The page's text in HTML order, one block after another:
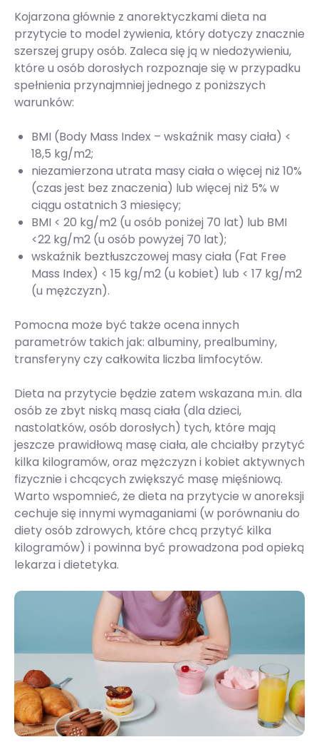
Kojarzona głównie z anorektyczkami dieta na
przytycie to model żywienia, który dotyczy znacznie
szerszej grupy osób. Zaleca się ją w niedożywieniu,
które u osób dorosłych rozpoznaje się w przypadku
spełnienia przynajmniej jednego z poniższych
warunków:
BMI (Body Mass Index – wskaźnik masy ciała) <
18,5 kg/m2;
niezamierzona utrata masy ciała o więcej niż 10%
(czas jest bez znaczenia) lub więcej niż 5% w
ciągu ostatnich 3 miesięcy;
BMI < 20 kg/m2 (u osób poniżej 70 lat) lub BMI
<22 kg/m2 (u osób powyżej 70 lat);
wskaźnik beztłuszczowej masy ciała (Fat Free
Mass Index) < 15 kg/m2 (u kobiet) lub < 17 kg/m2
(u mężczyzn).
Pomocna może być także ocena innych
parametrów takich jak: albuminy, prealbuminy,
transferyny czy całkowita liczba limfocytów.
Dieta na przytycie będzie zatem wskazana m.in. dla
osób ze zbyt niską masą ciała (dla dzieci,
nastolatków, osób dorosłych) tych, które mają
jeszcze prawidłową masę ciała, ale chciałby przytyć
kilka kilogramów, oraz mężczyzn i kobiet aktywnych
fizycznie i chcących zwiększyć masę mięśniową.
Warto wspomnieć, że dieta na przytycie w anoreksji
cechuje się innymi wymaganiami (w porównaniu do
diety osób zdrowych, które chcą przytyć kilka
kilogramów) i powinna być prowadzona pod opieką
lekarza i dietetyka.